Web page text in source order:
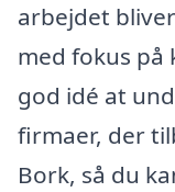
arbejdet
med fokus på
god idé at
firmaer, der
Bork, så du